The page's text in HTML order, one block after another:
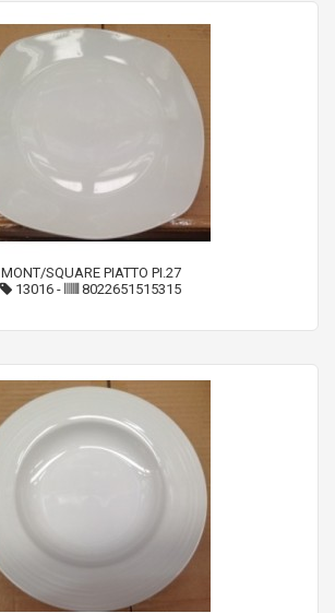
MONT/SQUARE PIATTO PI.27
13016 - 8022651515315